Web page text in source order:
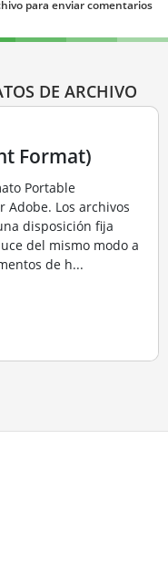
para enviar comentarios
DE ARCHIVO
Format)
Portable
Adobe. Los archivos
disposición fija
del mismo modo a
de h...